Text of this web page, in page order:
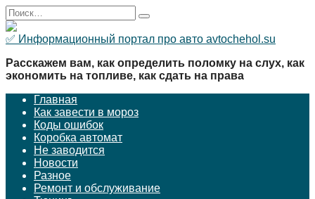
Перейти
к
содержанию
Search
for:
✅ Информационный портал про авто avtochehol.su
Расскажем вам, как определить поломку на слух, как
экономить на топливе, как сдать на права
Главная
Как завести в мороз
Коды ошибок
Коробка автомат
Не заводится
Новости
Разное
Ремонт и обслуживание